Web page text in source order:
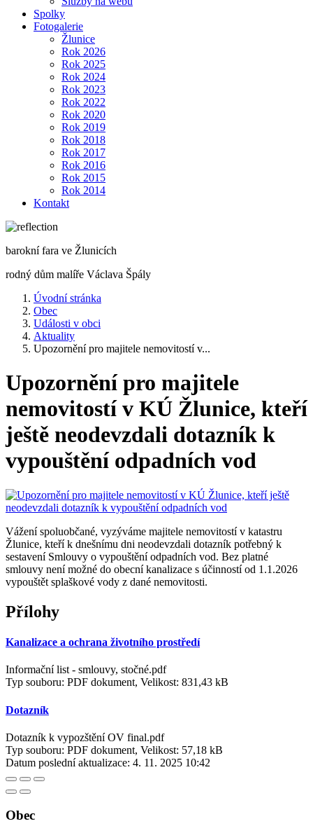
Spolky
Fotogalerie
Žlunice
Rok 2026
Rok 2025
Rok 2024
Rok 2023
Rok 2022
Rok 2020
Rok 2019
Rok 2018
Rok 2017
Rok 2016
Rok 2015
Rok 2014
Kontakt
barokní fara ve Žlunicích
rodný dům malíře Václava Špály
Úvodní stránka
Obec
Události v obci
Aktuality
Upozornění pro majitele nemovitostí v...
Upozornění pro majitele
nemovitostí v KÚ Žlunice, kteří
ještě neodevzdali dotazník k
vypouštění odpadních vod
Vážení spoluobčané, vyzýváme majitele nemovitostí v katastru
Žlunice, kteří k dnešnímu dni neodevzdali dotazník potřebný k
sestavení Smlouvy o vypouštění odpadních vod. Bez platné
smlouvy není možné do obecní kanalizace s účinností od 1.1.2026
vypouštět splaškové vody z dané nemovitosti.
Přílohy
Kanalizace a ochrana životního prostředí
Informační list - smlouvy, stočné.pdf
Typ souboru: PDF dokument, Velikost: 831,43 kB
Dotazník
Dotazník k vypozštění OV final.pdf
Typ souboru: PDF dokument, Velikost: 57,18 kB
Datum poslední aktualizace: 4. 11. 2025 10:42
Obec